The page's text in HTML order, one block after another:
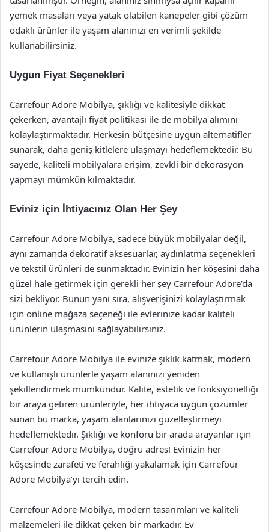
yemek masaları veya yatak olabilen kanepeler gibi çözüm
odaklı ürünler ile yaşam alanınızı en verimli şekilde
kullanabilirsiniz.
Uygun Fiyat Seçenekleri
Carrefour Adore Mobilya, şıklığı ve kalitesiyle dikkat
çekerken, avantajlı fiyat politikası ile de mobilya alımını
kolaylaştırmaktadır. Herkesin bütçesine uygun alternatifler
sunarak, daha geniş kitlelere ulaşmayı hedeflemektedir. Bu
sayede, kaliteli mobilyalara erişim, zevkli bir dekorasyon
yapmayı mümkün kılmaktadır.
Eviniz için İhtiyacınız Olan Her Şey
Carrefour Adore Mobilya, sadece büyük mobilyalar değil,
aynı zamanda dekoratif aksesuarlar, aydınlatma seçenekleri
ve tekstil ürünleri de sunmaktadır. Evinizin her köşesini daha
güzel hale getirmek için gerekli her şey Carrefour Adore’da
sizi bekliyor. Bunun yanı sıra, alışverişinizi kolaylaştırmak
için online mağaza seçeneği ile evlerinize kadar kaliteli
ürünlerin ulaşmasını sağlayabilirsiniz.
Carrefour Adore Mobilya ile evinize şıklık katmak, modern
ve kullanışlı ürünlerle yaşam alanınızı yeniden
şekillendirmek mümkündür. Kalite, estetik ve fonksiyonelliği
bir araya getiren ürünleriyle, her ihtiyaca uygun çözümler
sunan bu marka, yaşam alanlarınızı güzelleştirmeyi
hedeflemektedir. Şıklığı ve konforu bir arada arayanlar için
Carrefour Adore Mobilya, doğru adres! Evinizin her
köşesinde zarafeti ve ferahlığı yakalamak için Carrefour
Adore Mobilya’yı tercih edin.
Carrefour Adore Mobilya, modern tasarımları ve kaliteli
malzemeleri ile dikkat çeken bir markadır. Ev